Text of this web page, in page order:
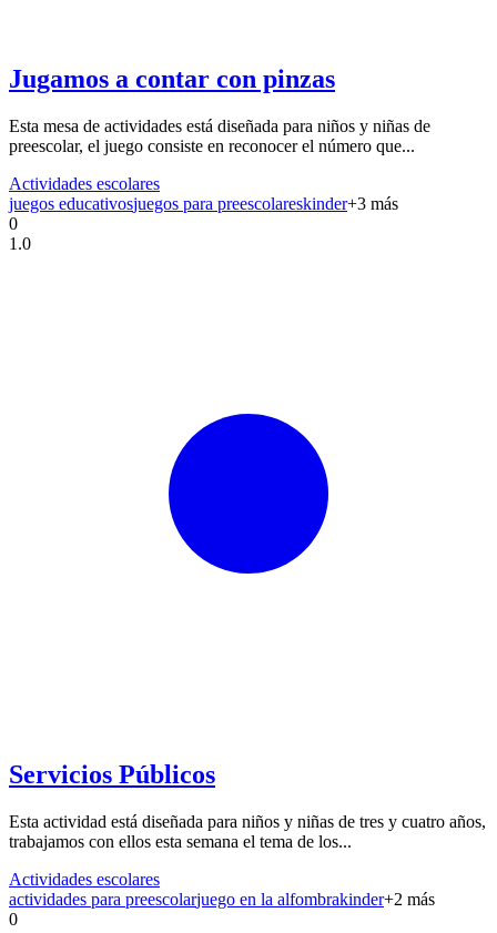
Jugamos a contar con pinzas
Esta mesa de actividades está diseñada para niños y niñas de
preescolar, el juego consiste en reconocer el número que...
Actividades escolares
juegos educativosjuegos para preescolareskinder+3 más
0
1.0
Servicios Públicos
Esta actividad está diseñada para niños y niñas de tres y cuatro años,
trabajamos con ellos esta semana el tema de los...
Actividades escolares
actividades para preescolarjuego en la alfombrakinder+2 más
0